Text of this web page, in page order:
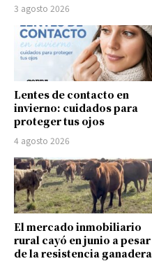
3 agosto 2026
Lentes de contacto en
invierno: cuidados para
proteger tus ojos
4 agosto 2026
El mercado inmobiliario
rural cayó en junio a pesar
de la resistencia ganadera